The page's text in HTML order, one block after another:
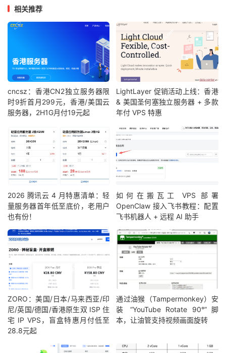
相关推荐
cncsz：香港CN2独立服务器限
时9折首月299元，香港/美国云
服务器，2H1G月付19元起
LightLayer 促销活动上线：香港
& 美国圣何塞独立服务器 + 多款
年付 VPS 特惠
2026 腾讯云 4 月特惠清单：轻
量服务器首年低至底价，老用户
也有份！
如何在搬瓦工 VPS 部署
OpenClaw 接入飞书教程：配置
飞书机器人 + 远程 AI 助手
ZORO：美国/日本/马来西亚/印
尼/英国/德国/香港原生双 ISP 住
宅 IP VPS，盲盒特惠月付低至
28.8元起
通过油猴（Tampermonkey）安
装 “YouTube Rotate 90°” 脚
本，让油管支持视频画面旋转